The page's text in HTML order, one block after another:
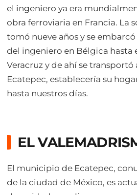
el ingeniero ya era
obra ferroviaria en Francia. La
tomó nueve años y se
del ingeniero en Bélgica hasta
Veracruz y de ahí se
Ecatepec, establecería su
hasta nuestros días.
EL
El municipio de Ecatepec,
de la ciudad de México, es